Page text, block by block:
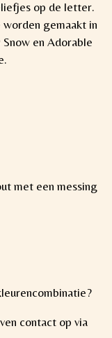
op de letter.
worden gemaakt in
Snow en Adorable
met een messing
contact op via